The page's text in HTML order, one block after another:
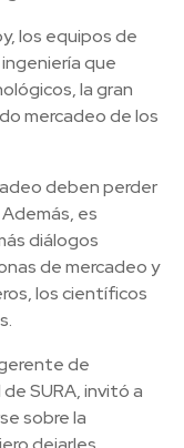
los equipos de
que
la gran
mercadeo de los
deben perder
es
diálogos
de mercadeo y
los científicos
de
SURA, invitó a
sobre la